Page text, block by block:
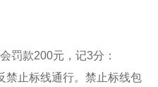
罚款200元，记3分：
禁止标线通行。禁止标线包